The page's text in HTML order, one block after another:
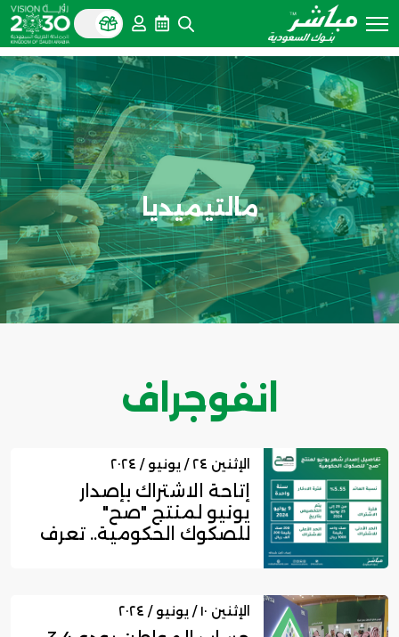
مالتيميديا
انفوجراف
الإثنين ٢٤ / يونيو / ٢٠٢٤
إتاحة الاشتراك بإصدار
يونيو لمنتج "صح"
للصكوك الحكومية.. تعرف
الإثنين ١٠ / يونيو / ٢٠٢٤